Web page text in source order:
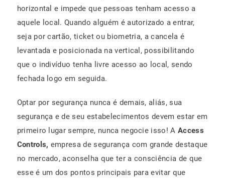
horizontal e impede que pessoas tenham acesso a
aquele local. Quando alguém é autorizado a entrar,
seja por cartão, ticket ou biometria, a cancela é
levantada e posicionada na vertical, possibilitando
que o indivíduo tenha livre acesso ao local, sendo
fechada logo em seguida.
Optar por segurança nunca é demais, aliás, sua
segurança e de seu estabelecimentos devem estar em
primeiro lugar sempre, nunca negocie isso! A Access
Controls, empresa de segurança com grande destaque
no mercado, aconselha que ter a consciência de que
esse é um dos pontos principais para evitar que